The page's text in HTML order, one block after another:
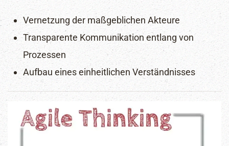
Vernetzung der maßgeblichen Akteure
Transparente Kommunikation entlang von
Prozessen
Aufbau eines einheitlichen Verständnisses